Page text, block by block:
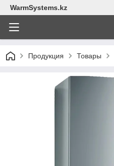
WarmSystems.kz
Продукция Товары